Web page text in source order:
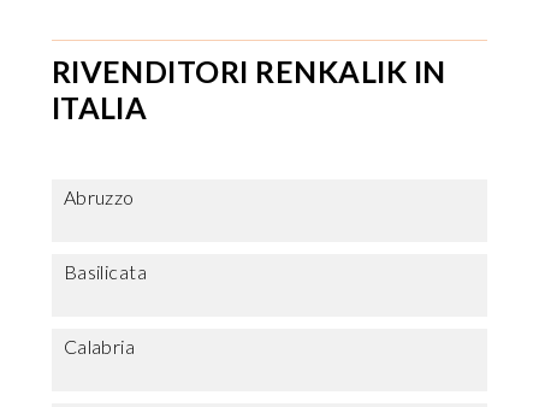
RIVENDITORI RENKALIK IN
ITALIA
Abruzzo
Basilicata
Calabria